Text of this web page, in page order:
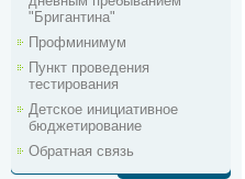
"Бригантина"
Профминимум
Пункт проведения
тестирования
Детское инициативное
бюджетирование
Обратная связь